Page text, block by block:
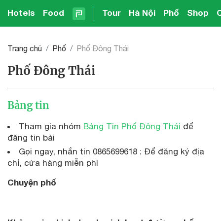
Hotels Food Tour Hà Nội Phố Shop
Trang chủ Phố Phố Đông Thái
Phố Đông Thái
Bảng tin
Tham gia nhóm Bảng Tin Phố Đông Thái để
đăng tin bài
Gọi ngay, nhắn tin 0865699618 : Để đăng ký địa
chỉ, cửa hàng miễn phí
Chuyện phố